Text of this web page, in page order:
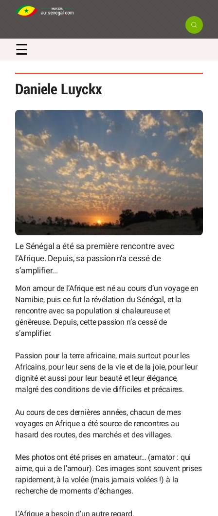
☰
Daniele Luyckx
Le Sénégal a été sa première rencontre avec
l’Afrique. Depuis, sa passion n’a cessé de
s’amplifier...
Mon amour de l’Afrique est né au cours d’un voyage en
Namibie, puis ce fut la révélation du Sénégal, et la
rencontre avec sa population si chaleureuse et
généreuse. Depuis, cette passion n’a cessé de
s’amplifier.
Passion pour la terre africaine, mais surtout pour les
Africains, pour leur sens de la vie et de la joie, pour leur
dignité et aussi pour leur beauté et leur élégance,
malgré des conditions de vie difficiles et précaires.
Au cours de ces dernières années, chacun de mes
voyages en Afrique a été source de rencontres au
hasard des routes, des marchés et des villages.
Mes photos ont été prises en amateur… (amator : qui
aime, qui a de l’amour). Ces images sont souvent prises
rapidement, à la volée (mais jamais volées !) à la
recherche de moments d’échanges.
L’Afrique a besoin d’un autre regard.